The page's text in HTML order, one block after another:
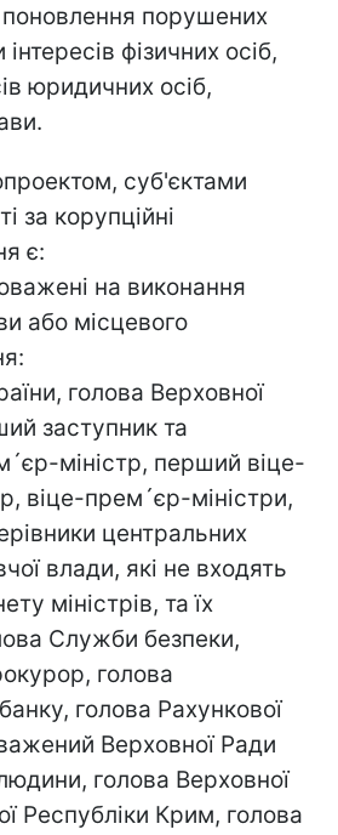
поновлення порушених
фізичних осіб,
юридичних осіб,
суб'єктами
за корупційні
є:
на виконання
або місцевого
голова Верховної
заступник та
міністр, перший віце-
віце-прем´єр-міністри,
центральних
влади, які не входять
міністрів, та їх
Служби безпеки,
голова
голова Рахункової
Верховної Ради
голова Верховної
Республіки Крим, голова